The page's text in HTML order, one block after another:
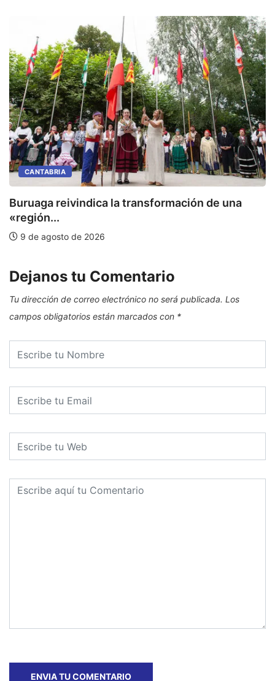
CANTABRIA
Buruaga reivindica la transformación de una
«región...
9 de agosto de 2026
Dejanos tu Comentario
Tu dirección de correo electrónico no será publicada. Los
campos obligatorios están marcados con *